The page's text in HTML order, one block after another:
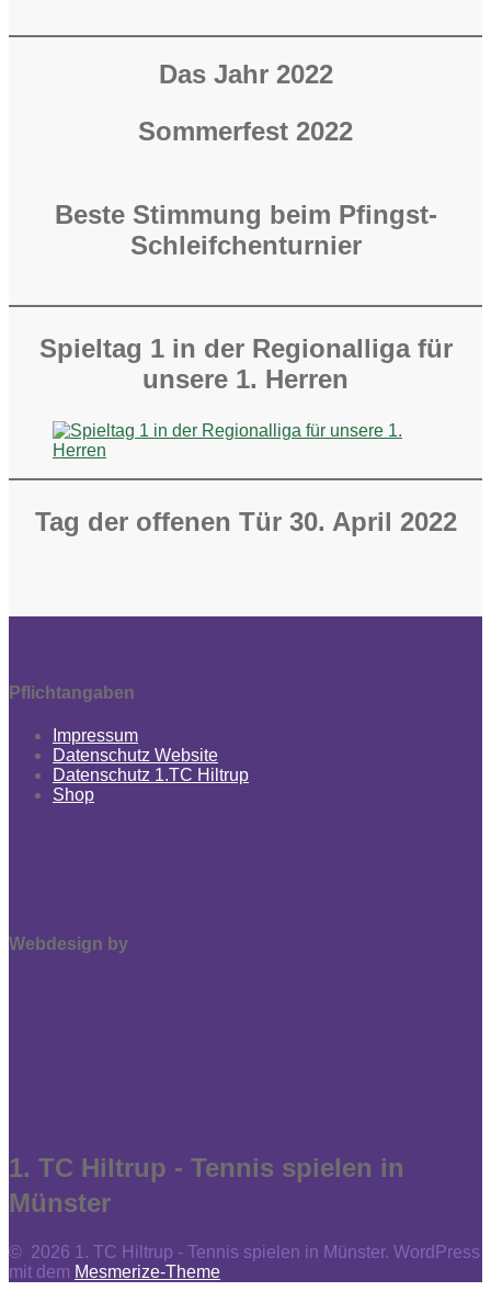
Das Jahr 2022
Sommerfest 2022
Beste Stimmung beim Pfingst-
Schleifchenturnier
Spieltag 1 in der Regionalliga für
unsere 1. Herren
Tag der offenen Tür 30. April 2022
Pflichtangaben
Impressum
Datenschutz Website
Datenschutz 1.TC Hiltrup
Shop
Webdesign by
1. TC Hiltrup - Tennis spielen in
Münster
© 2026 1. TC Hiltrup - Tennis spielen in Münster. WordPress
mit dem Mesmerize-Theme